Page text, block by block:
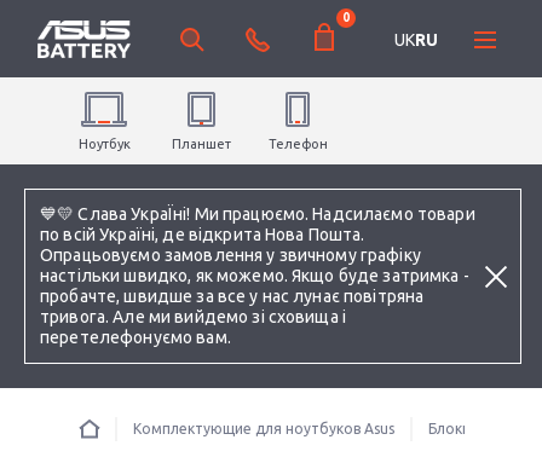
💙💛 Слава УкраЇні! Ми працюємо. Надсилаємо товари
по всій Україні, де відкрита Нова Пошта.
Опрацьовуємо замовлення у звичному графіку
настільки швидко, як можемо. Якщо буде затримка -
пробачте, швидше за все у нас лунає повітряна
тривога. Але ми вийдемо зі сховища і
перетелефонуємо вам.
0
UKRU
Ноутбук Планшет Телефон
Комплектующие для ноутбуков Asus Блоки питания